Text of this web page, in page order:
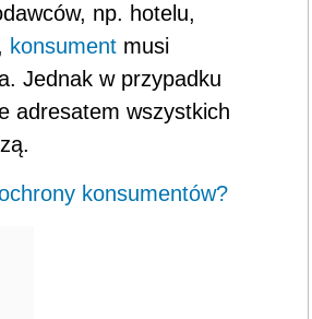
np. hotelu,
konsument musi
Jednak w przypadku
adresatem wszystkich
konsumentów?